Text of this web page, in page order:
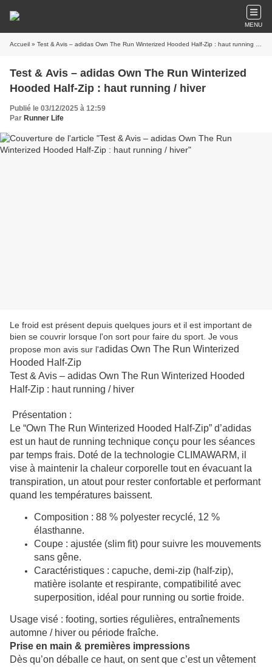
MENU
Accueil » Test & Avis – adidas Own The Run Winterized Hooded Half-Zip : haut running / hiver
Test & Avis – adidas Own The Run Winterized
Hooded Half-Zip : haut running / hiver
Publié le 03/12/2025 à 12:59
Par Runner Life
Le froid est présent depuis quelques jours et il est important de
bien se couvrir lorsque l'on sort pour faire du sport. Je vous
propose mon avis sur l'adidas Own The Run Winterized
Hooded Half-Zip
Test & Avis – adidas Own The Run Winterized Hooded
Half-Zip : haut running / hiver
Présentation :
Le “Own The Run Winterized Hooded Half-Zip” d’adidas
est un haut de running technique conçu pour les séances
par temps frais. Doté de la technologie CLIMAWARM, il
vise à maintenir la chaleur corporelle tout en évacuant la
transpiration, un atout pour rester confortable et performant
quand les températures baissent.
Composition : 88 % polyester recyclé, 12 %
élasthanne.
Coupe : ajustée (slim fit) pour suivre les mouvements
sans gêne.
Caractéristiques : capuche, demi-zip (half-zip),
matière isolante et respirante, compatibilité avec
superposition, idéal pour running ou sortie froide.
Usage visé : footing, sorties régulières, entraînements
automne / hiver ou période fraîche.
Prise en main & premières impressions
Dès qu’on déballe ce haut, on sent que c’est un vêtement